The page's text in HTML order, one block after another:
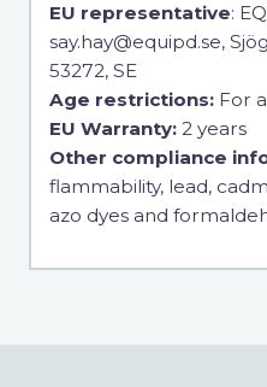
EU representative:
say.hay@equipd.se,
53272, SE
Age restrictions: For
EU Warranty: 2 years
Other compliance
flammability, lead,
azo dyes and